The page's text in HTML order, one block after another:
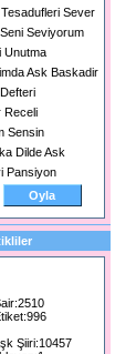
Sever
Seviyorum
Unutma
Ask Baskadir
Receli
Sensin
Dilde Ask
Pansiyon
Şiiri:10457